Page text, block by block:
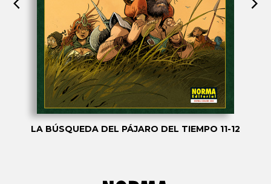
LA BÚSQUEDA DEL PÁJARO DEL TIEMPO 11-12